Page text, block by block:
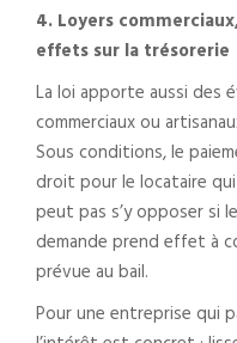
4. Loyers
effets sur la trésorerie
La loi apporte aussi des
commerciaux ou
Sous conditions, le
droit pour le locataire
peut pas s’y opposer si
demande prend effet à
prévue au bail.
Pour une entreprise qui